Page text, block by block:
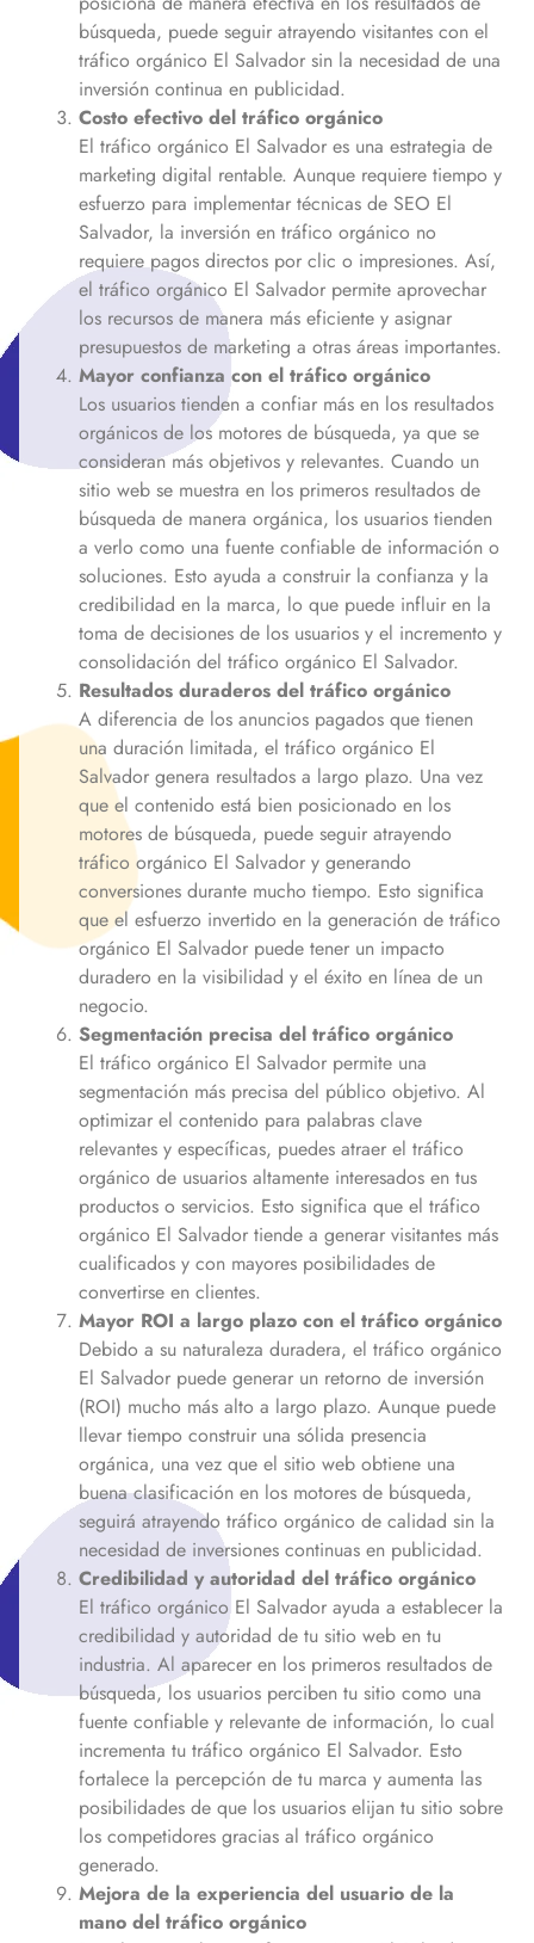
búsqueda, puede seguir atrayendo visitantes con el
tráfico orgánico El Salvador sin la necesidad de una
inversión continua en publicidad.
Costo efectivo del tráfico orgánico
El tráfico orgánico El Salvador es una estrategia de
marketing digital rentable. Aunque requiere tiempo y
esfuerzo para implementar técnicas de SEO El
Salvador, la inversión en tráfico orgánico no
requiere pagos directos por clic o impresiones. Así,
el tráfico orgánico El Salvador permite aprovechar
los recursos de manera más eficiente y asignar
presupuestos de marketing a otras áreas importantes.
Mayor confianza con el tráfico orgánico
Los usuarios tienden a confiar más en los resultados
orgánicos de los motores de búsqueda, ya que se
consideran más objetivos y relevantes. Cuando un
sitio web se muestra en los primeros resultados de
búsqueda de manera orgánica, los usuarios tienden
a verlo como una fuente confiable de información o
soluciones. Esto ayuda a construir la confianza y la
credibilidad en la marca, lo que puede influir en la
toma de decisiones de los usuarios y el incremento y
consolidación del tráfico orgánico El Salvador.
Resultados duraderos del tráfico orgánico
A diferencia de los anuncios pagados que tienen
una duración limitada, el tráfico orgánico El
Salvador genera resultados a largo plazo. Una vez
que el contenido está bien posicionado en los
motores de búsqueda, puede seguir atrayendo
tráfico orgánico El Salvador y generando
conversiones durante mucho tiempo. Esto significa
que el esfuerzo invertido en la generación de tráfico
orgánico El Salvador puede tener un impacto
duradero en la visibilidad y el éxito en línea de un
negocio.
Segmentación precisa del tráfico orgánico
El tráfico orgánico El Salvador permite una
segmentación más precisa del público objetivo. Al
optimizar el contenido para palabras clave
relevantes y específicas, puedes atraer el tráfico
orgánico de usuarios altamente interesados en tus
productos o servicios. Esto significa que el tráfico
orgánico El Salvador tiende a generar visitantes más
cualificados y con mayores posibilidades de
convertirse en clientes.
Mayor ROI a largo plazo con el tráfico orgánico
Debido a su naturaleza duradera, el tráfico orgánico
El Salvador puede generar un retorno de inversión
(ROI) mucho más alto a largo plazo. Aunque puede
llevar tiempo construir una sólida presencia
orgánica, una vez que el sitio web obtiene una
buena clasificación en los motores de búsqueda,
seguirá atrayendo tráfico orgánico de calidad sin la
necesidad de inversiones continuas en publicidad.
Credibilidad y autoridad del tráfico orgánico
El tráfico orgánico El Salvador ayuda a establecer la
credibilidad y autoridad de tu sitio web en tu
industria. Al aparecer en los primeros resultados de
búsqueda, los usuarios perciben tu sitio como una
fuente confiable y relevante de información, lo cual
incrementa tu tráfico orgánico El Salvador. Esto
fortalece la percepción de tu marca y aumenta las
posibilidades de que los usuarios elijan tu sitio sobre
los competidores gracias al tráfico orgánico
generado.
Mejora de la experiencia del usuario de la
mano del tráfico orgánico